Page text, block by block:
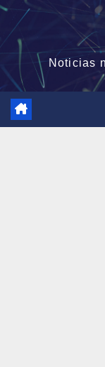
Skip
content
Noticias